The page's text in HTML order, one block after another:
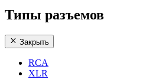
Типы разъемов
Закрыть
RCA
XLR